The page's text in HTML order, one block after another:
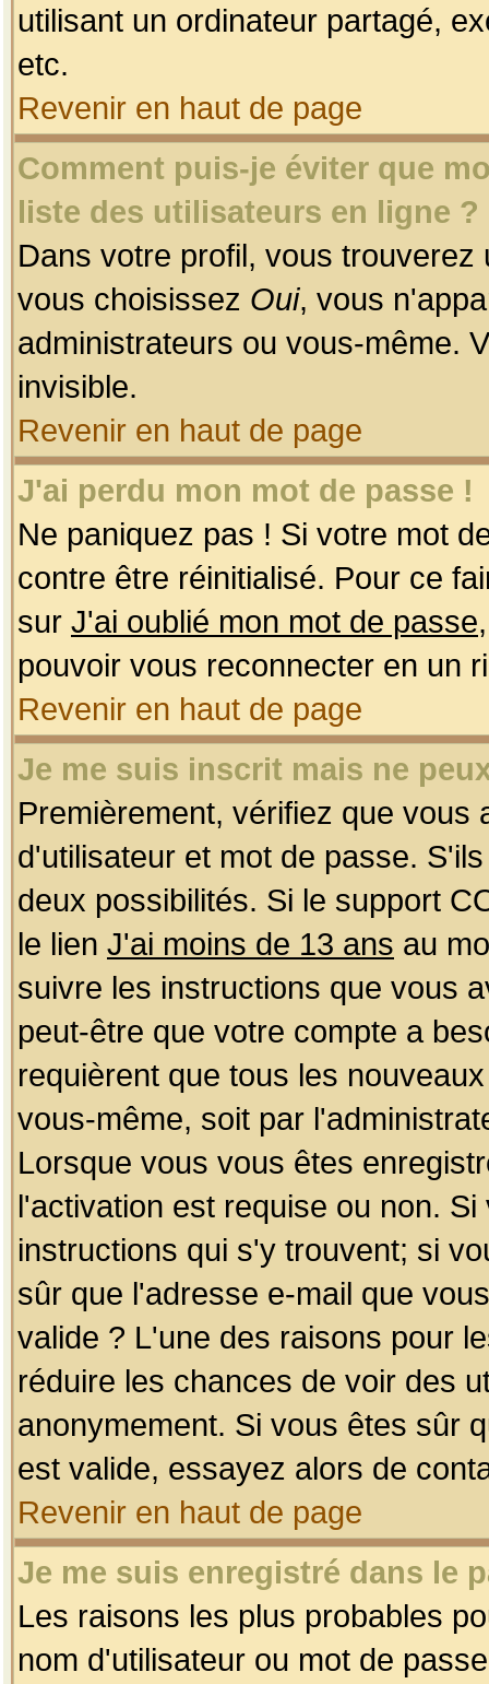
utilisant un ordinateur partagé,
etc.
Revenir en haut de page
Comment puis-je éviter que
liste des utilisateurs en ligne ?
Dans votre profil, vous
vous choisissez Oui, vous
administrateurs ou vous-même.
invisible.
Revenir en haut de page
J'ai perdu mon mot de passe !
Ne paniquez pas ! Si votre mot
contre être réinitialisé. Pour ce
sur J'ai oublié mon mot de passe
pouvoir vous reconnecter en un
Revenir en haut de page
Je me suis inscrit mais ne
Premièrement, vérifiez que
d'utilisateur et mot de passe.
deux possibilités. Si le support
le lien J'ai moins de 13 ans au
suivre les instructions que vous
peut-être que votre compte a
requièrent que tous les
vous-même, soit par
Lorsque vous vous êtes
l'activation est requise ou non.
instructions qui s'y trouvent; si
sûr que l'adresse e-mail que
valide ? L'une des raisons pour
réduire les chances de voir des
anonymement. Si vous êtes sûr
est valide, essayez alors de
Revenir en haut de page
Je me suis enregistré dans le
Les raisons les plus probables
nom d'utilisateur ou mot de